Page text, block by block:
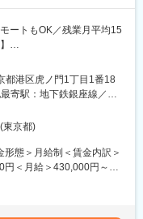
たよ。」「こないだのリ
うと思ってたの。来てく
」という言葉が一番のや
CSなど関係者との調整
踏まえた開発進行計画へ
ストーン管理
係者調整
ス運用等の継続的な改善
。内製化を進めており、
ートもOK／残業月平均15
ループや加盟登録してい
薬品調達から薬剤師研修
する当社で、プロジェク
都港区虎ノ門1丁目1番18
寄駅：地下鉄銀座線／虎
務地詳細2＞全国（ご自宅
支店／全国各地 受動喫煙
東京都)
態＞月給制＜賃金内訳＞
円＜月給＞430,000円～